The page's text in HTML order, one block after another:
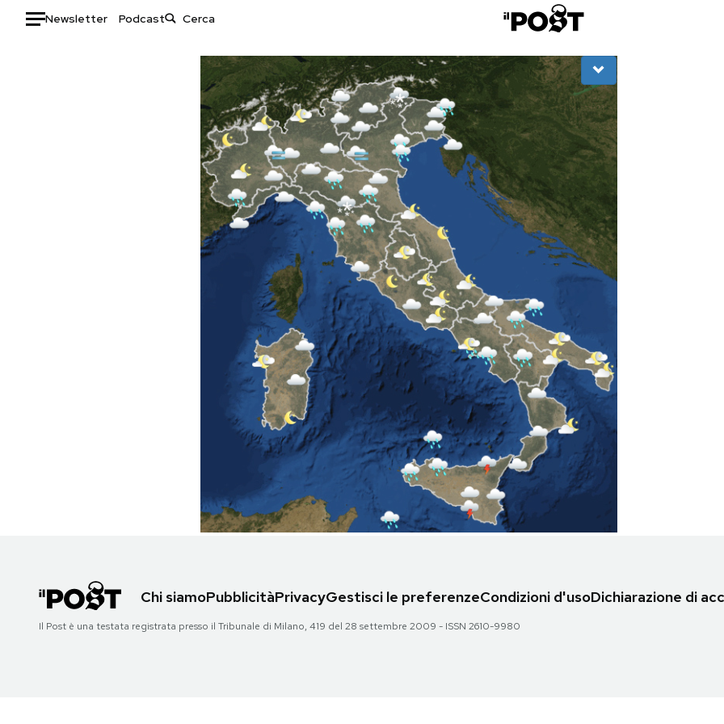
Newsletter Podcast
Auto
Moda
Libri
Consumismi
Storie/Idee
Ok Boomer!
Media
Mondiali calcio 2026
CALENDARIO
Chi siamoPubblicitàPrivacyGestisci le preferenzeCondizioni d'usoDichiarazione di
Il Post è una testata registrata presso il Tribunale di Milano, 419 del 28 settembre 2009 - ISSN 2610-9980